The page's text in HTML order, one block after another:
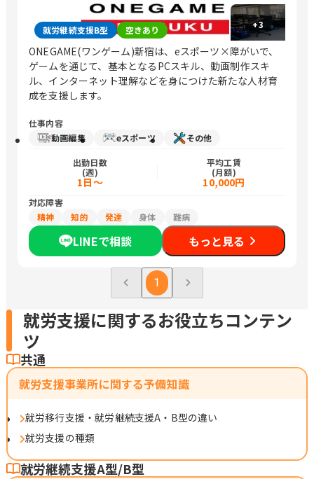
+3
就労継続支援B型 空きあり
ONEGAME(ワンゲーム)新宿は、eスポーツ×障がいで、
ゲームを通じて、基本となるPCスキル、動画制作スキ
ル、インターネット理解などを身につけた新たな人材育
成を支援します。
仕事内容
動画編集
eスポーツ その他
出勤日数
(週)
1日～
平均工賃
(月額)
10,000円
対応障害
精神
知的 発達 身体 難病
LINEで相談 もっと見る
1
就労支援に関するお役立ちコンテン
ツ
共通
就労支援事業所に関する予備知識
就労移行支援・就労継続支援A・B型の違い
就労支援の種類
就労継続支援A型/B型